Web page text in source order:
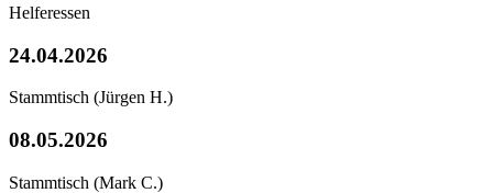
Helferessen
24.04.2026
Stammtisch (Jürgen H.)
08.05.2026
Stammtisch (Mark C.)